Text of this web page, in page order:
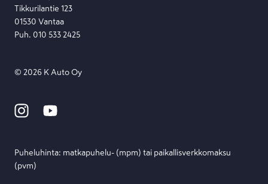
Tikkurilantie 123
01530 Vantaa
Puh. 010 533 2425
© 2026 K Auto Oy
Puheluhinta: matka­puhelu- (mpm) tai paikallis­verkko­maksu
(pvm)